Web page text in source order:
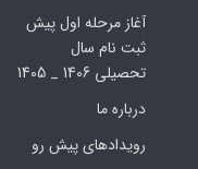
آغاز مرحله اول پیش
ثبت نام سال
تحصیلی 1406 _ 1405
درباره ما
رویدادهای پیش رو